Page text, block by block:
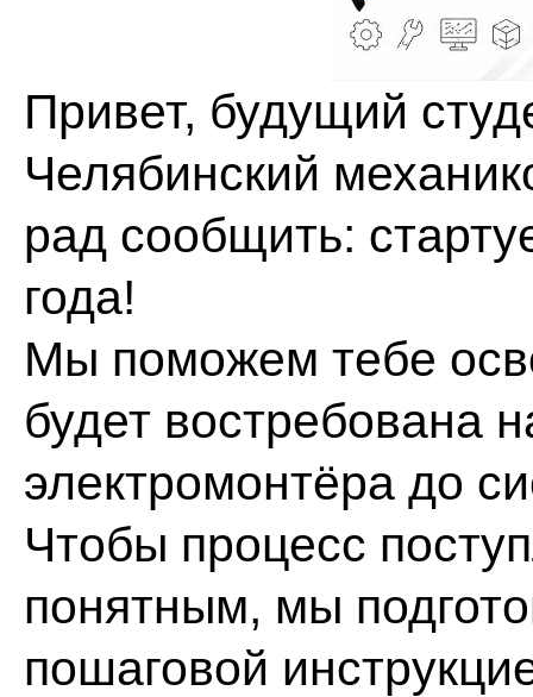
Привет, будущий
Челябинский
рад сообщить:
года!
Мы поможем тебе
будет востребована
электромонтёра до
Чтобы процесс
понятным, мы
пошаговой